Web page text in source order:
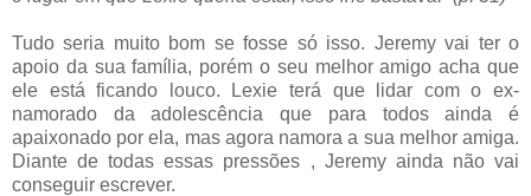
Tudo seria muito bom se fosse só isso. Jeremy vai ter o
apoio da sua família, porém o seu melhor amigo acha que
ele está ficando louco. Lexie terá que lidar com o ex-
namorado da adolescência que para todos ainda é
apaixonado por ela, mas agora namora a sua melhor amiga.
Diante de todas essas pressões , Jeremy ainda não vai
conseguir escrever.